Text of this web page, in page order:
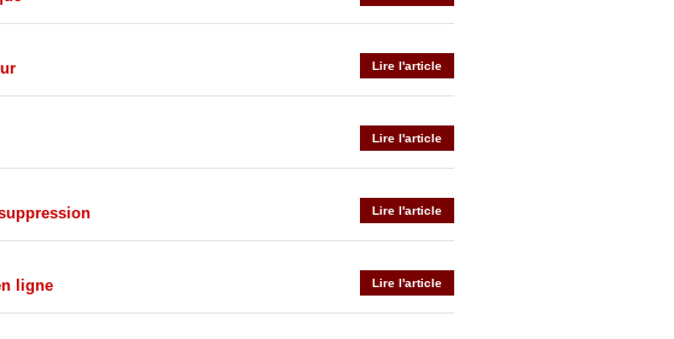
Lire l'article
Lire l'article
Lire l'article
Lire l'article
ligne